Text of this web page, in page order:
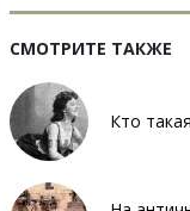
СМОТРИТЕ ТАКЖЕ
Кто